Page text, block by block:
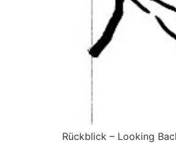
Rückblick – Looking